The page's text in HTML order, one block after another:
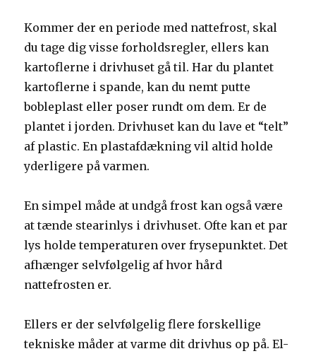
Kommer der en periode med nattefrost, skal
du tage dig visse forholdsregler, ellers kan
kartoflerne i drivhuset gå til. Har du plantet
kartoflerne i spande, kan du nemt putte
bobleplast eller poser rundt om dem. Er de
plantet i jorden. Drivhuset kan du lave et “telt”
af plastic. En plastafdækning vil altid holde
yderligere på varmen.
En simpel måde at undgå frost kan også være
at tænde stearinlys i drivhuset. Ofte kan et par
lys holde temperaturen over frysepunktet. Det
afhænger selvfølgelig af hvor hård
nattefrosten er.
Ellers er der selvfølgelig flere forskellige
tekniske måder at varme dit drivhus op på. El-